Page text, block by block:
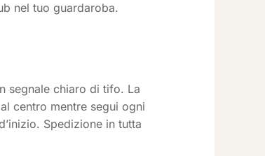
nel tuo guardaroba.
segnale chiaro di tifo. La
centro mentre segui ogni
Spedizione in tutta